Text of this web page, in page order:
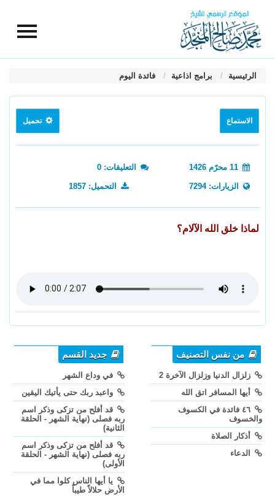
الرئيسية برامج اذاعية فائدة اليوم
الاستماع تحميل
التعليقات: 0
الزيارات: 7294 التحميل: 1857
لماذا خلق الله الآلام؟
من نفس التصنيف
زلزال الدنيا وزلزال الآخرة 2
أيها المسافر اتق الله
٤٦ فائدة في الكسوف
والخسوف
أذكار الصلاة
الدعاء
جديد القسم
في وداع الشهر
واعبد ربك حتى يأتيك اليقين
قد أفلح من تزكى وذكر اسم
ربه فصلى (نهاية الشهر - الحلقة
الثانية)
قد أفلح من تزكى وذكر اسم
ربه فصلى (نهاية الشهر - الحلقة
الأولى)
يا أيها الناس كلوا مما في
الأرض حلالاً طيباً